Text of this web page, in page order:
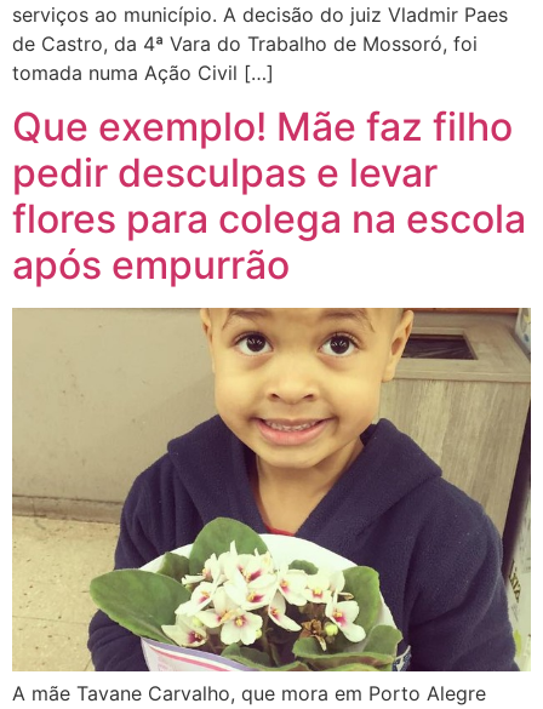
serviços ao município. A decisão do juiz Vladmir Paes
de Castro, da 4ª Vara do Trabalho de Mossoró, foi
tomada numa Ação Civil […]
Que exemplo! Mãe faz filho
pedir desculpas e levar
flores para colega na escola
após empurrão
A mãe Tavane Carvalho, que mora em Porto Alegre